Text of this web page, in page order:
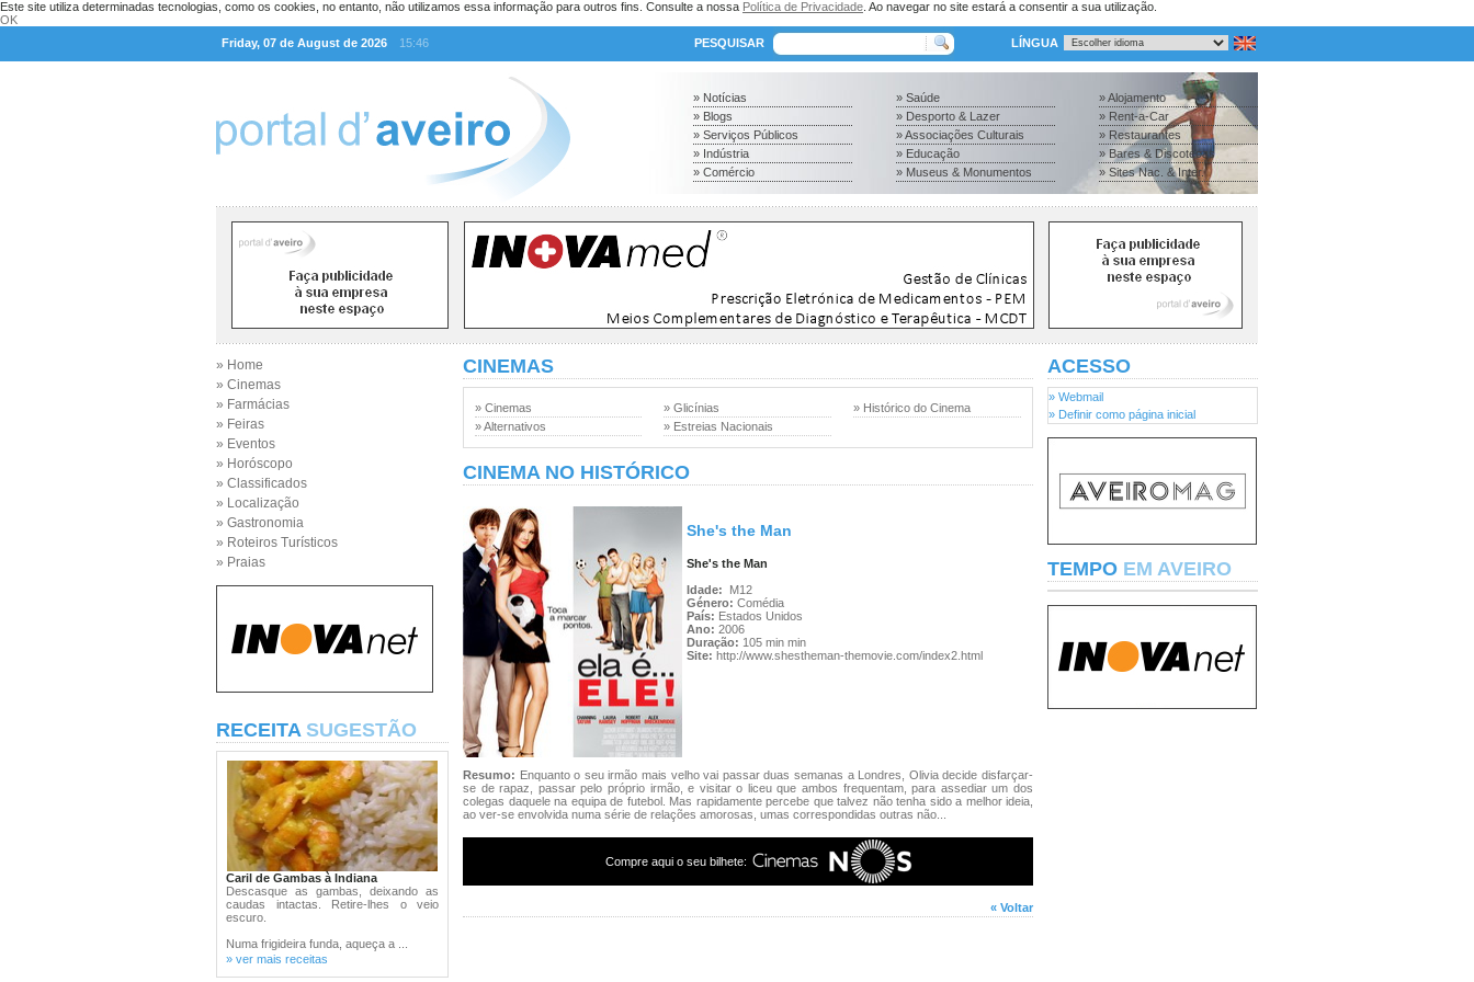
Este site utiliza determinadas tecnologias, como os cookies, no entanto, não utilizamos essa informação para outros fins. Consulte a nossa Política de Privacidade . Ao navegar no site estará a consentir a sua utilização.
OK
Friday, 07 de August de 2026
15:46 PESQUISAR LÍNGUA
» Notícias
» Blogs
» Serviços Públicos
» Indústria
» Comércio
» Saúde
» Desporto & Lazer
» Associações Culturais
» Educação
» Museus & Monumentos
» Alojamento
» Rent-a-Car
» Restaurantes
» Bares & Discotecas
» Sites Nac. & Inter.
» Home
» Cinemas
» Farmácias
» Feiras
» Eventos
» Horóscopo
» Classificados
» Localização
» Gastronomia
» Roteiros Turísticos
» Praias
RECEITA SUGESTÃO
Caril de Gambas à Indiana
Descasque as gambas, deixando as
caudas intactas. Retire-lhes o veio
escuro.
Numa frigideira funda, aqueça a ...
» ver mais receitas
CINEMAS
» Cinemas
» Alternativos
» Glicínias
» Estreias Nacionais
» Histórico do Cinema
CINEMA NO HISTÓRICO
She's the Man
She's the Man
Idade:
M12
Género: Comédia
País: Estados Unidos
Ano: 2006
Duração: 105 min min
Site: http://www.shestheman-themovie.com/index2.html
Resumo: Enquanto o seu irmão mais velho vai passar duas semanas a Londres, Olivia decide disfarçar-
se de rapaz, passar pelo próprio irmão, e visitar o liceu que ambos frequentam, para assediar um dos
colegas daquele na equipa de futebol. Mas rapidamente percebe que talvez não tenha sido a melhor ideia,
ao ver-se envolvida numa série de relações amorosas, umas correspondidas outras não...
Compre aqui o seu bilhete:
« Voltar
ACESSO
» Webmail
» Definir como página inicial
TEMPO EM AVEIRO